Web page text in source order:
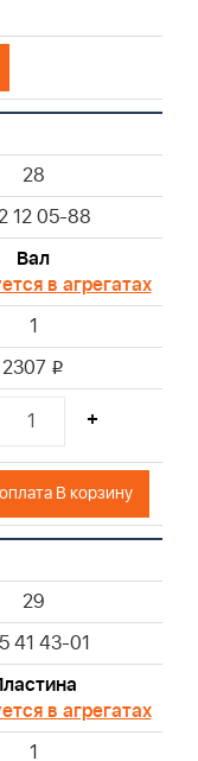
28
12 05-88
Вал
в агрегатах
1
2307 i
+
В корзину
29
41 43-01
в агрегатах
1